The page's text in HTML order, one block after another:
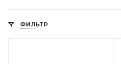
ФИЛЬТР